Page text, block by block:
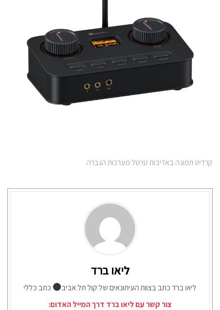
קרדיט תמונה באדיבות טרטל מערכות הגברה
ליאו ברד
ליאו ברד כתב בצוות העיתונאים של קול תל אביב
כתב כללי
צור קשר עם ליאו ברד דרך המייל האדום: